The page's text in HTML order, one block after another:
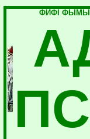
ФИФI